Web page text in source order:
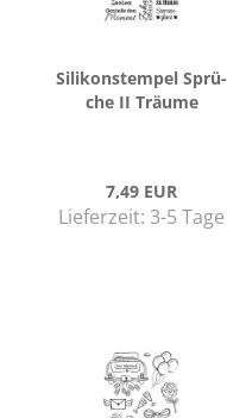
Si­li­kon­stem­pel Sprü­
che II Träu­me
7,49 EUR
Lieferzeit: 3-5 Tage